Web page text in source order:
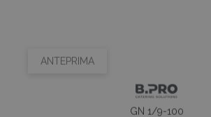
ANTEPRIMA
GN 1/9-100